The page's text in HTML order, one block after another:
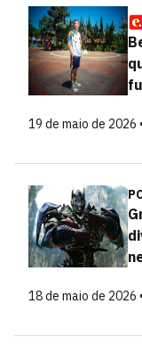
19 de maio de 2026
18 de maio de 2026